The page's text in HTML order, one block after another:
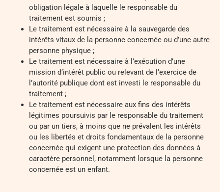
obligation légale à laquelle le responsable du
traitement est soumis ;
Le traitement est nécessaire à la sauvegarde des
intérêts vitaux de la personne concernée ou d’une autre
personne physique ;
Le traitement est nécessaire à l’exécution d’une
mission d’intérêt public ou relevant de l’exercice de
l’autorité publique dont est investi le responsable du
traitement ;
Le traitement est nécessaire aux fins des intérêts
légitimes poursuivis par le responsable du traitement
ou par un tiers, à moins que ne prévalent les intérêts
ou les libertés et droits fondamentaux de la personne
concernée qui exigent une protection des données à
caractère personnel, notamment lorsque la personne
concernée est un enfant.